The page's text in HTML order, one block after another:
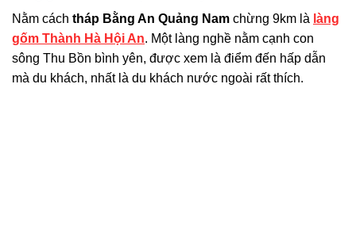
Nằm cách tháp Bằng An Quảng Nam chừng 9km là làng
gốm Thành Hà Hội An. Một làng nghề nằm cạnh con
sông Thu Bồn bình yên, được xem là điểm đến hấp dẫn
mà du khách, nhất là du khách nước ngoài rất thích.